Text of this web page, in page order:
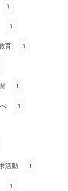
1
1
育 1
1
1
活動 1
1